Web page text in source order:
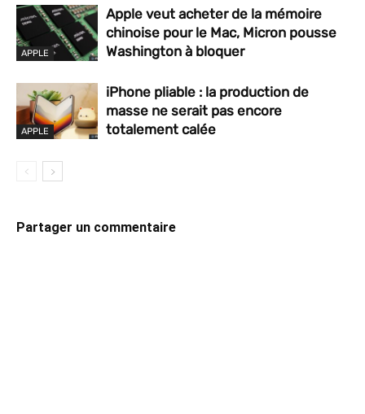
APPLE
Apple veut acheter de la mémoire
chinoise pour le Mac, Micron pousse
Washington à bloquer
APPLE
iPhone pliable : la production de
masse ne serait pas encore
totalement calée
Partager un commentaire